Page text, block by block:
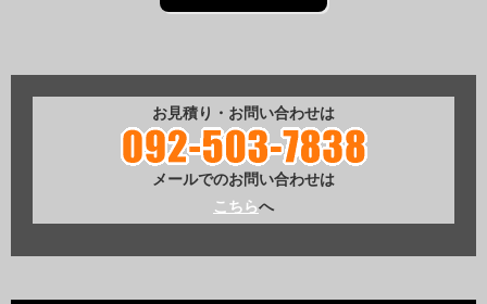
お見積り・お問い合わせは
メールでのお問い合わせは
こちらへ